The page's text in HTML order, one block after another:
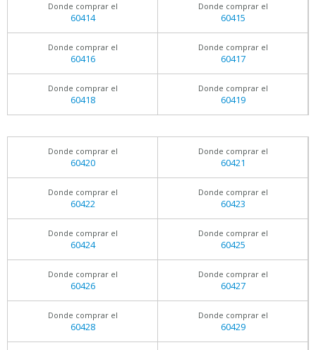
Donde comprar el
60414
Donde comprar el
60415
Donde comprar el
60416
Donde comprar el
60417
Donde comprar el
60418
Donde comprar el
60419
Donde comprar el
60420
Donde comprar el
60421
Donde comprar el
60422
Donde comprar el
60423
Donde comprar el
60424
Donde comprar el
60425
Donde comprar el
60426
Donde comprar el
60427
Donde comprar el
60428
Donde comprar el
60429